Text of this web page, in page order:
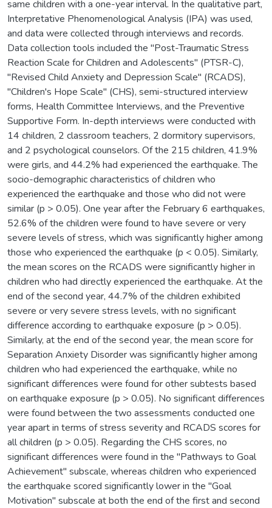
same children with a one-year interval. In the qualitative part,
Interpretative Phenomenological Analysis (IPA) was used,
and data were collected through interviews and records.
Data collection tools included the "Post-Traumatic Stress
Reaction Scale for Children and Adolescents" (PTSR-C),
"Revised Child Anxiety and Depression Scale" (RCADS),
"Children's Hope Scale" (CHS), semi-structured interview
forms, Health Committee Interviews, and the Preventive
Supportive Form. In-depth interviews were conducted with
14 children, 2 classroom teachers, 2 dormitory supervisors,
and 2 psychological counselors. Of the 215 children, 41.9%
were girls, and 44.2% had experienced the earthquake. The
socio-demographic characteristics of children who
experienced the earthquake and those who did not were
similar (p > 0.05). One year after the February 6 earthquakes,
52.6% of the children were found to have severe or very
severe levels of stress, which was significantly higher among
those who experienced the earthquake (p < 0.05). Similarly,
the mean scores on the RCADS were significantly higher in
children who had directly experienced the earthquake. At the
end of the second year, 44.7% of the children exhibited
severe or very severe stress levels, with no significant
difference according to earthquake exposure (p > 0.05).
Similarly, at the end of the second year, the mean score for
Separation Anxiety Disorder was significantly higher among
children who had experienced the earthquake, while no
significant differences were found for other subtests based
on earthquake exposure (p > 0.05). No significant differences
were found between the two assessments conducted one
year apart in terms of stress severity and RCADS scores for
all children (p > 0.05). Regarding the CHS scores, no
significant differences were found in the "Pathways to Goal
Achievement" subscale, whereas children who experienced
the earthquake scored significantly lower in the "Goal
Motivation" subscale at both the end of the first and second